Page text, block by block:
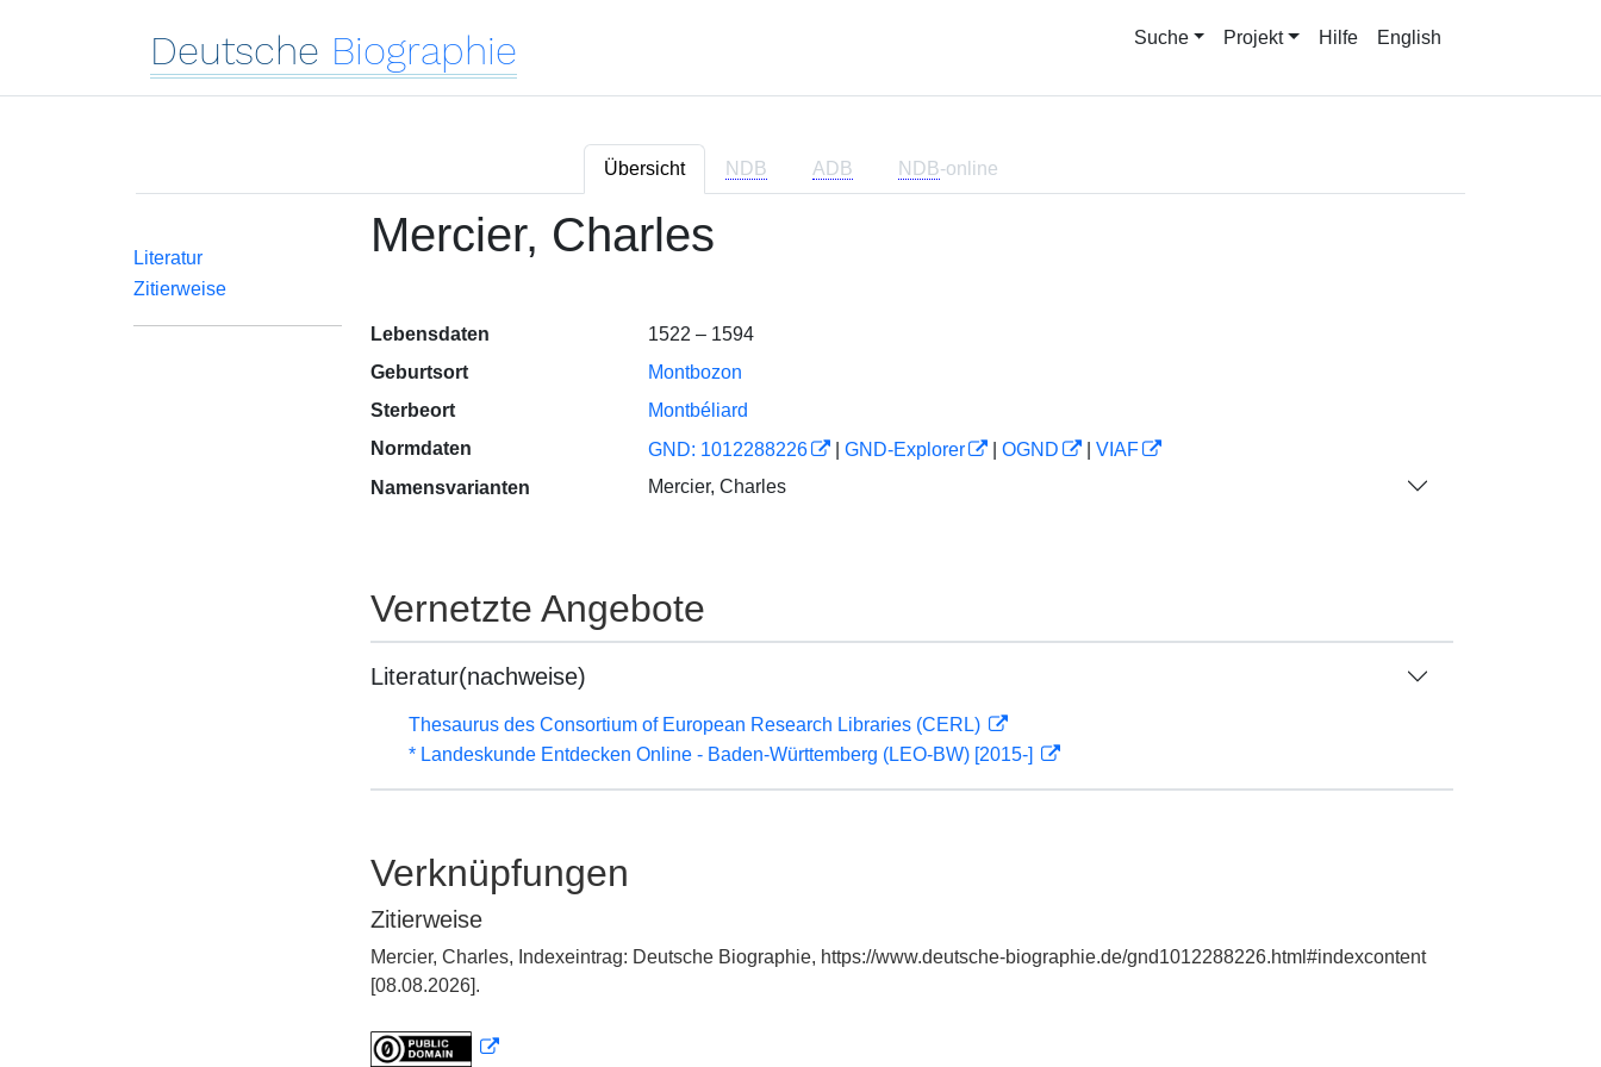
Deutsche Biographie Suche Projekt Hilfe English
Übersicht NDB ADB NDB-online
Literatur
Zitierweise
Mercier, Charles
Lebensdaten
1522 – 1594
Geburtsort
Montbozon
Sterbeort
Montbéliard
Normdaten
GND: 1012288226 GND-Explorer OGND
VIAF
Namensvarianten
Mercier, Charles
Vernetzte Angebote
Literatur(nachweise)
Thesaurus des Consortium of European Research Libraries (CERL)
* Landeskunde Entdecken Online - Baden-Württemberg (LEO-BW) [2015-]
Verknüpfungen
Zitierweise
Mercier, Charles, Indexeintrag: Deutsche Biographie, https://www.deutsche-biographie.de/gnd1012288226.html#indexcontent
[08.08.2026].